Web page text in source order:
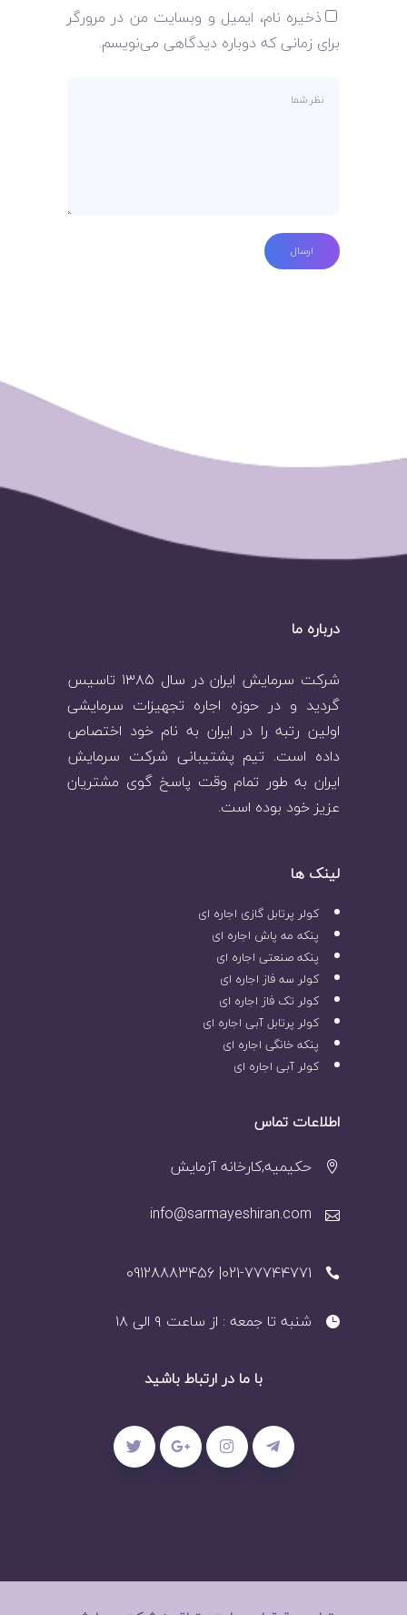
ذخیره نام، ایمیل و وبسایت من در مرورگر
برای زمانی که دوباره دیدگاهی می‌نویسم.
درباره ما
شرکت سرمایش ایران در سال ۱۳۸۵ تاسیس
گردید و در حوزه اجاره تجهیزات سرمایشی
اولین رتبه را در ایران به نام خود اختصاص
داده است. تیم پشتیبانی شرکت سرمایش
ایران به طور تمام وقت پاسخ گوی مشتریان
عزیز خود بوده است.
لینک ها
کولر پرتابل گازی اجاره ای
پنکه مه پاش اجاره ای
پنکه صنعتی اجاره ای
کولر سه فاز اجاره ای
کولر تک فاز اجاره ای
کولر پرتابل آبی اجاره ای
پنکه خانگی اجاره ای
کولر آبی اجاره ای
اطلاعات تماس
حکیمیه,کارخانه آزمایش
info@sarmayeshiran.com
021-77744771| 09128883456
شنبه تا جمعه : از ساعت ۹ الی ۱۸
با ما در ارتباط باشید